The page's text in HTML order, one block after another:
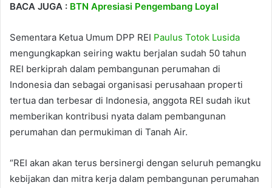
BACA JUGA : BTN Apresiasi Pengembang Loyal
Sementara Ketua Umum DPP REI Paulus Totok Lusida
mengungkapkan seiring waktu berjalan sudah 50 tahun
REI berkiprah dalam pembangunan perumahan di
Indonesia dan sebagai organisasi perusahaan properti
tertua dan terbesar di Indonesia, anggota REI sudah ikut
memberikan kontribusi nyata dalam pembangunan
perumahan dan permukiman di Tanah Air.
“REI akan akan terus bersinergi dengan seluruh pemangku
kebijakan dan mitra kerja dalam pembangunan perumahan